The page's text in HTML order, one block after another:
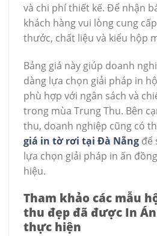
và chi phí thiết kế. Để nhận
khách hàng vui lòng cung
thước, chất liệu và kiểu hộp
Bảng giá này giúp doanh
dàng lựa chọn giải pháp in
phù hợp với ngân sách và
trong mùa Trung Thu. Bên
thu, doanh nghiệp cũng có
giá in tờ rơi tại Đà Nẵng để
lựa chọn giải pháp in ấn
hiệu.
Tham khảo các mẫu
thu đẹp đã được In
thực hiện